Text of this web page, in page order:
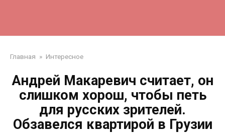
Главная » Интересное
Андрей Макаревич считает, он
слишком хорош, чтобы петь
для русских зрителей.
Обзавелся квартирой в Грузии